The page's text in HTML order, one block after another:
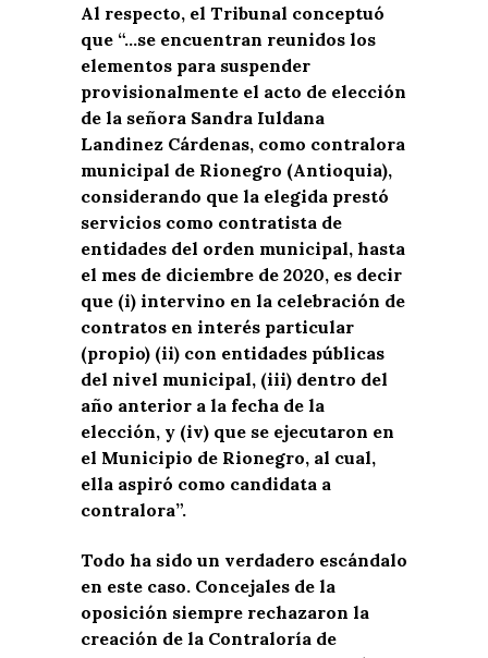
Al respecto, el Tribunal conceptuó
que “…se encuentran reunidos los
elementos para suspender
provisionalmente el acto de elección
de la señora Sandra Iuldana
Landinez Cárdenas, como contralora
municipal de Rionegro (Antioquia),
considerando que la elegida prestó
servicios como contratista de
entidades del orden municipal, hasta
el mes de diciembre de 2020, es decir
que (i) intervino en la celebración de
contratos en interés particular
(propio) (ii) con entidades públicas
del nivel municipal, (iii) dentro del
año anterior a la fecha de la
elección, y (iv) que se ejecutaron en
el Municipio de Rionegro, al cual,
ella aspiró como candidata a
contralora”.
Todo ha sido un verdadero escándalo
en este caso. Concejales de la
oposición siempre rechazaron la
creación de la Contraloría de